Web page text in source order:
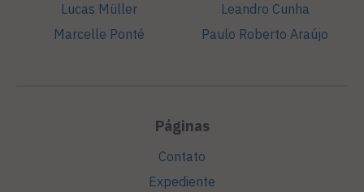
Lucas Müller
Marcelle Ponté
Leandro Cunha
Paulo Roberto Araújo
Páginas
Contato
Expediente